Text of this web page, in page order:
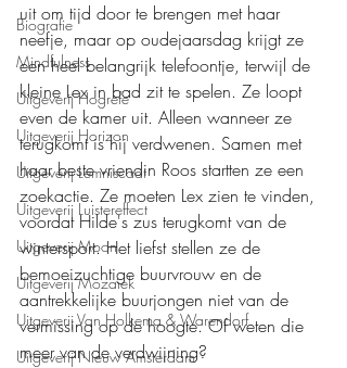
Biografie
Mindfulness
Uitgeverij Hogrefe
Uitgeverij Horizon
Uitgeverij Lemniscaat
Uitgeverij Luistereffect
Uitgeverij Moon
Uitgeverij Mozaïek
Uitgeverij Van Holkema & Warendorf
Uitgeverij Nieuw Amsterdam
uit om tijd door te brengen met haar
neefje, maar op oudejaarsdag krijgt ze
een heel belangrijk telefoontje, terwijl de
kleine Lex in bad zit te spelen. Ze loopt
even de kamer uit. Alleen wanneer ze
terugkomt is hij verdwenen. Samen met
haar beste vriendin Roos startten ze een
zoekactie. Ze moeten Lex zien te vinden,
voordat Hilde's zus terugkomt van de
wintersport. Het liefst stellen ze de
bemoeizuchtige buurvrouw en de
aantrekkelijke buurjongen niet van de
vermissing op de hoogte. Of weten die
meer van de verdwijning?